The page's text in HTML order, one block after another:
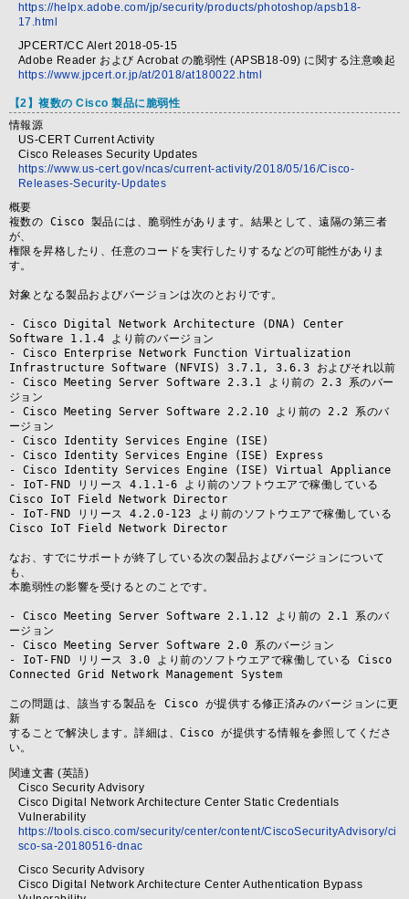
https://helpx.adobe.com/jp/security/products/photoshop/apsb18-
17.html
JPCERT/CC Alert 2018-05-15
Adobe Reader および Acrobat の脆弱性 (APSB18-09) に関する注意喚起
https://www.jpcert.or.jp/at/2018/at180022.html
【2】複数の Cisco 製品に脆弱性
情報源
US-CERT Current Activity
Cisco Releases Security Updates
https://www.us-cert.gov/ncas/current-activity/2018/05/16/Cisco-
Releases-Security-Updates
概要
複数の Cisco 製品には、脆弱性があります。結果として、遠隔の第三者
が、
権限を昇格したり、任意のコードを実行したりするなどの可能性がありま
す。
対象となる製品およびバージョンは次のとおりです。
- Cisco Digital Network Architecture (DNA) Center
Software 1.1.4 より前のバージョン
- Cisco Enterprise Network Function Virtualization
Infrastructure Software (NFVIS) 3.7.1, 3.6.3 およびそれ以前
- Cisco Meeting Server Software 2.3.1 より前の 2.3 系のバー
ジョン
- Cisco Meeting Server Software 2.2.10 より前の 2.2 系のバ
ージョン
- Cisco Identity Services Engine (ISE)
- Cisco Identity Services Engine (ISE) Express
- Cisco Identity Services Engine (ISE) Virtual Appliance
- IoT-FND リリース 4.1.1-6 より前のソフトウエアで稼働している
Cisco IoT Field Network Director
- IoT-FND リリース 4.2.0-123 より前のソフトウエアで稼働している
Cisco IoT Field Network Director
なお、すでにサポートが終了している次の製品およびバージョンについて
も、
本脆弱性の影響を受けるとのことです。
- Cisco Meeting Server Software 2.1.12 より前の 2.1 系のバ
ージョン
- Cisco Meeting Server Software 2.0 系のバージョン
- IoT-FND リリース 3.0 より前のソフトウエアで稼働している Cisco
Connected Grid Network Management System
この問題は、該当する製品を Cisco が提供する修正済みのバージョンに更
新
することで解決します。詳細は、Cisco が提供する情報を参照してくださ
い。
関連文書 (英語)
Cisco Security Advisory
Cisco Digital Network Architecture Center Static Credentials
Vulnerability
https://tools.cisco.com/security/center/content/CiscoSecurityAdvisory/ci
sco-sa-20180516-dnac
Cisco Security Advisory
Cisco Digital Network Architecture Center Authentication Bypass